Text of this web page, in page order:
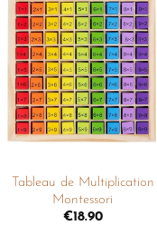
Ajouter
à la
liste de
souhaits
+
Tableau de Multiplication
Montessori
€18.90